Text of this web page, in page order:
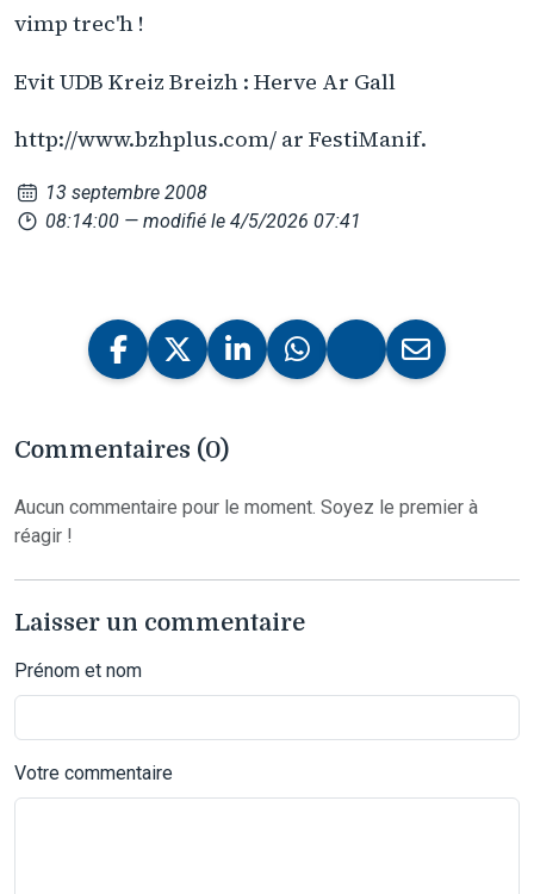
vimp trec'h !
Evit UDB Kreiz Breizh : Herve Ar Gall
http://www.bzhplus.com/ ar FestiManif.
13 septembre 2008
08:14:00 — modifié le 4/5/2026 07:41
Commentaires (0)
Aucun commentaire pour le moment. Soyez le premier à
réagir !
Laisser un commentaire
Prénom et nom
Votre commentaire